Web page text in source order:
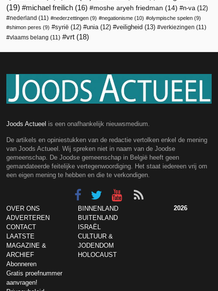
(19)
michael freilich (16) moshe aryeh friedman (14) n-va (12)
nederland (11) nederzettingen (9) negationisme (10) olympische spelen (9)
shimon peres (9) syrië (12) unia (12) veiligheid (13) verkiezingen (11)
vlaams belang (11) vrt (18)
Joods Actueel is een onafhankelijk nieuwsmedium.
De artikels en opiniestukken van de redactie vertolken enkel de mening
van Joods Actueel. Wij spreken niet in naam van de Joodse
gemeenschap. De Joodse gemeenschap in België heeft geen
gemandateerde feitelijke vertegenwoordiging. Het staat iedereen vrij om
een eigen mening te hebben en die te verkondigen.
OVER ONS
ADVERTEREN
CONTACT
LAATSTE
MAGAZINE &
ARCHIEF
Abonneren
Gratis proefnummer
aanvragen!
BINNENLAND
BUITENLAND
ISRAËL
CULTUUR &
JODENDOM
HOLOCAUST
2026